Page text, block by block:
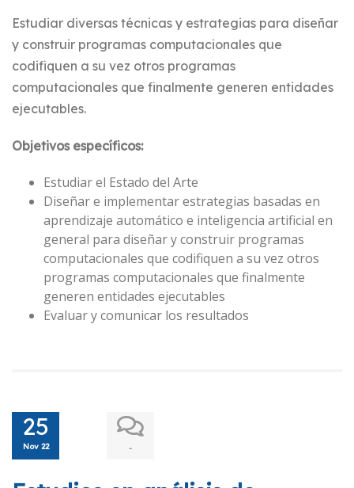
Estudiar diversas técnicas y estrategias para diseñar
y construir programas computacionales que
codifiquen a su vez otros programas
computacionales que finalmente generen entidades
ejecutables.
Objetivos específicos:
Estudiar el Estado del Arte
Diseñar e implementar estrategias basadas en
aprendizaje automático e inteligencia artificial en
general para diseñar y construir programas
computacionales que codifiquen a su vez otros
programas computacionales que finalmente
generen entidades ejecutables
Evaluar y comunicar los resultados
25
Nov 22 -